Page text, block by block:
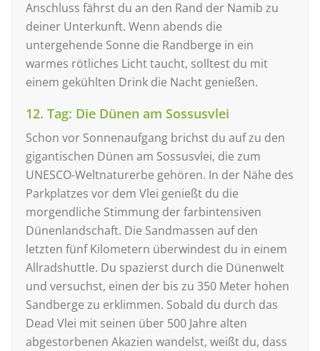
Anschluss fährst du an den Rand der Namib zu
deiner Unterkunft. Wenn abends die
untergehende Sonne die Randberge in ein
warmes rötliches Licht taucht, solltest du mit
einem gekühlten Drink die Nacht genießen.
12. Tag: Die Dünen am Sossusvlei
Schon vor Sonnenaufgang brichst du auf zu den
gigantischen Dünen am Sossusvlei, die zum
UNESCO-Weltnaturerbe gehören. In der Nähe des
Parkplatzes vor dem Vlei genießt du die
morgendliche Stimmung der farbintensiven
Dünenlandschaft. Die Sandmassen auf den
letzten fünf Kilometern überwindest du in einem
Allradshuttle. Du spazierst durch die Dünenwelt
und versuchst, einen der bis zu 350 Meter hohen
Sandberge zu erklimmen. Sobald du durch das
Dead Vlei mit seinen über 500 Jahre alten
abgestorbenen Akazien wandelst, weißt du, dass